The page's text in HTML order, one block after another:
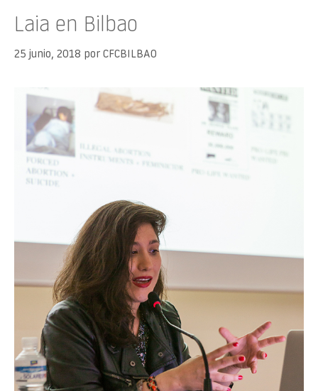
Laia en Bilbao
25 junio, 2018 por CFCBILBAO